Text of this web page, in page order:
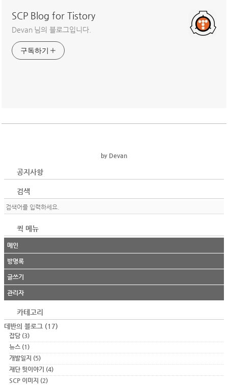
SCP Blog for Tistory
Devan 님의 블로그입니다.
구독하기
by Devan
공지사항
검색
퀵 메뉴
메인
방명록
글쓰기
관리자
카테고리
데반의 블로그 (17)
잡담 (3)
뉴스 (1)
개발일지 (5)
재단 뒷이야기 (4)
SCP 이미지 (2)